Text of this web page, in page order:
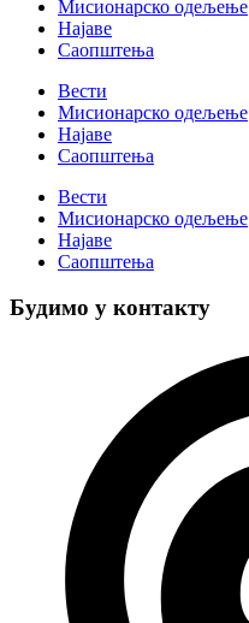
Мисионарско одељење
Најаве
Саопштења
Вести
Мисионарско одељење
Најаве
Саопштења
Вести
Мисионарско одељење
Најаве
Саопштења
Будимо у контакту